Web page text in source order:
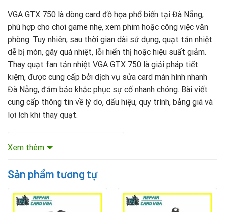
VGA GTX 750 là dòng card đồ họa phổ biến tại Đà Nẵng,
phù hợp cho chơi game nhẹ, xem phim hoặc công việc văn
phòng. Tuy nhiên, sau thời gian dài sử dụng, quạt tản nhiệt
dễ bị mòn, gây quá nhiệt, lỗi hiển thị hoặc hiệu suất giảm.
Thay quạt fan tản nhiệt VGA GTX 750 là giải pháp tiết
kiệm, được cung cấp bởi dịch vụ sửa card màn hình nhanh
Đà Nẵng, đảm bảo khắc phục sự cố nhanh chóng. Bài viết
cung cấp thông tin về lý do, dấu hiệu, quy trình, bảng giá và
lợi ích khi thay quạt.
Mục lục nội dung
Vì Sao Cần Thay Quạt Fan Tản Nhiệt VGA GTX 750?
card gặp các vấn đề:
Xem thêm
Sản phẩm tương tự